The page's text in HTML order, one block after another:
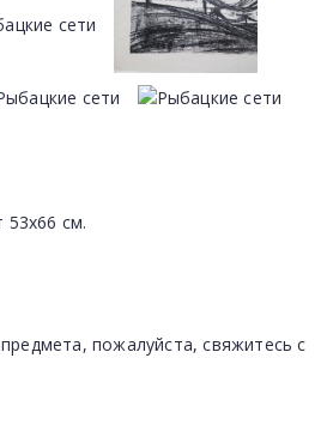
53х66 см.
пожалуйста, свяжитесь с